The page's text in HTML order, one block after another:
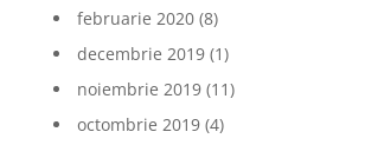
februarie 2020(8)
decembrie 2019(1)
noiembrie 2019(11)
octombrie 2019(4)